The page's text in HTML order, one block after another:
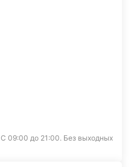
С 09:00 до 21:00. Без выходных